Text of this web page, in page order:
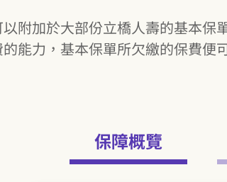
附加於大部份立橋人壽的基本
能力，基本保單所欠繳的保費
保障概覽